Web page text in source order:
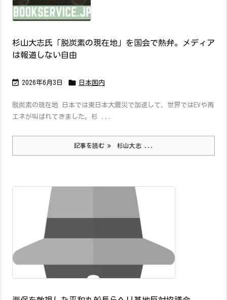
杉山大志氏「脱炭素の現在地」を国会で熱弁。メディア
は報道しない自由
 2026年6月3日  日本国内
脱炭素の現在地 日本では東日本大震災で加速して、世界ではEVや再
エネが叫ばれてきました。杉 ...
記事を読む 杉山大志 ...